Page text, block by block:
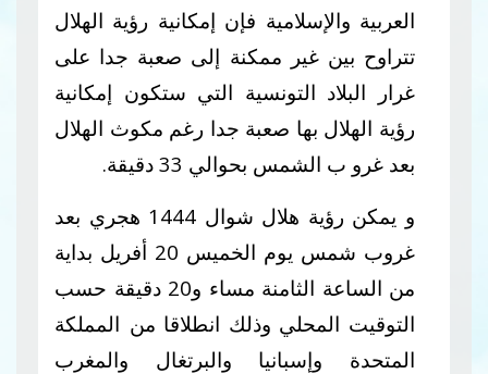
العربية والإسلامية فإن إمكانية رؤية الهلال
تتراوح بين غير ممكنة إلى صعبة جدا على
غرار البلاد التونسية التي ستكون إمكانية
رؤية الهلال بها صعبة جدا رغم مكوث الهلال
بعد غرو ب الشمس بحوالي 33 دقيقة.
و يمكن رؤية هلال شوال 1444 هجري بعد
غروب شمس يوم الخميس 20 أفريل بداية
من الساعة الثامنة مساء و20 دقيقة حسب
التوقيت المحلي وذلك انطلاقا من المملكة
المتحدة وإسبانيا والبرتغال والمغرب